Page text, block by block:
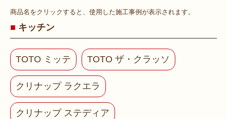
商品名をクリックすると、使用した施工事例が表示されます。
キッチン
TOTO ミッテ TOTO ザ・クラッソ
クリナップ ラクエラ
クリナップ ステディア